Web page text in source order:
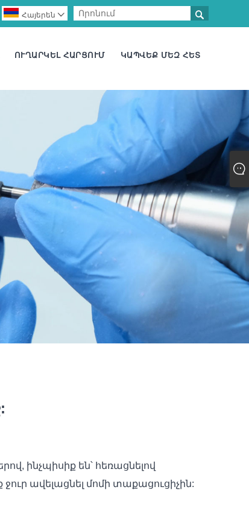

Հայերեն 
ՈՒՂԱՐԿԵԼ ՀԱՐՑՈՒՄ ԿԱՊՎԵՔ ՄԵԶ ՀԵՏ
ինչպիսիք են՝ հեռացնելով
ավելացնել մոմի տաքացուցիչին: